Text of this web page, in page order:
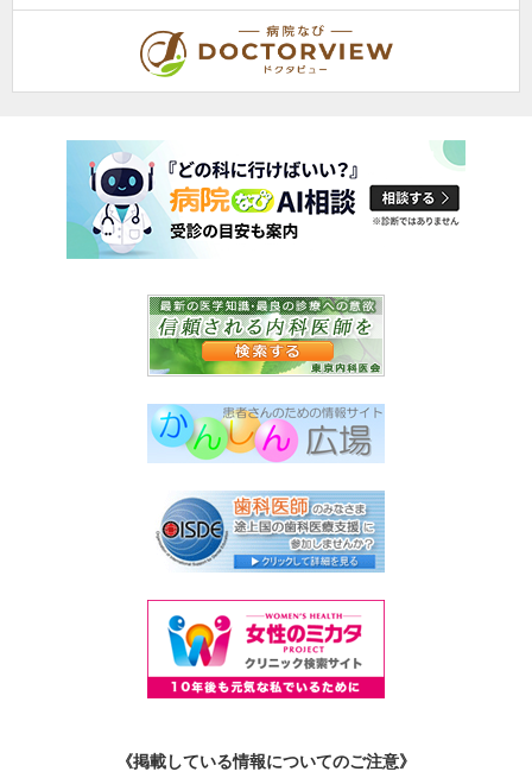
《掲載している情報についてのご注意》